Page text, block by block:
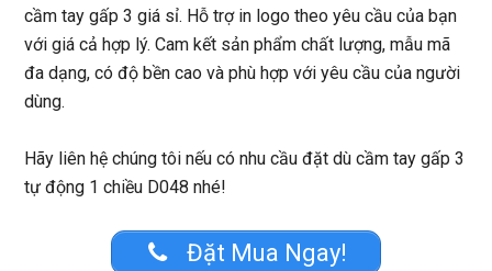
cầm tay gấp 3 giá sỉ. Hỗ trợ in logo theo yêu cầu của bạn
với giá cả hợp lý. Cam kết sản phẩm chất lượng, mẫu mã
đa dạng, có độ bền cao và phù hợp với yêu cầu của người
dùng.
Hãy liên hệ chúng tôi nếu có nhu cầu đặtdù cầm tay gấp 3
tự động 1 chiều D048 nhé!
Đặt Mua Ngay!